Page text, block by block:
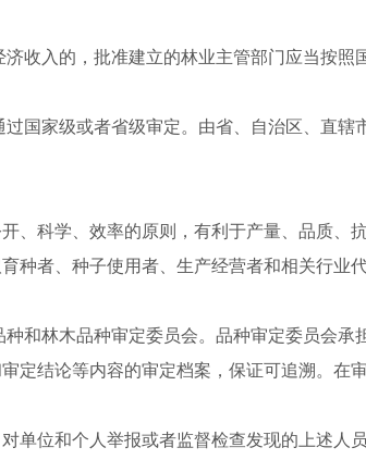
收入的，批准建立的林业主管部门应当按照
国家级或者省级审定。由省、自治区、直辖
、科学、效率的原则，有利于产量、品质、
种者、种子使用者、生产经营者和相关行业
和林木品种审定委员会。品种审定委员会承
定结论等内容的审定档案，保证可追溯。在
单位和个人举报或者监督检查发现的上述人